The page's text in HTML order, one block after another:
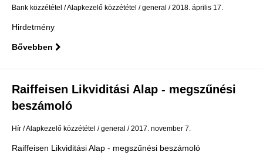
Bank közzététel Alapkezelő közzététel general 2018. április 17.
Hirdetmény
Bővebben
Raiffeisen Likviditási Alap - megszűnési
beszámoló
Hír Alapkezelő közzététel general 2017. november 7.
Raiffeisen Likviditási Alap - megszűnési beszámoló